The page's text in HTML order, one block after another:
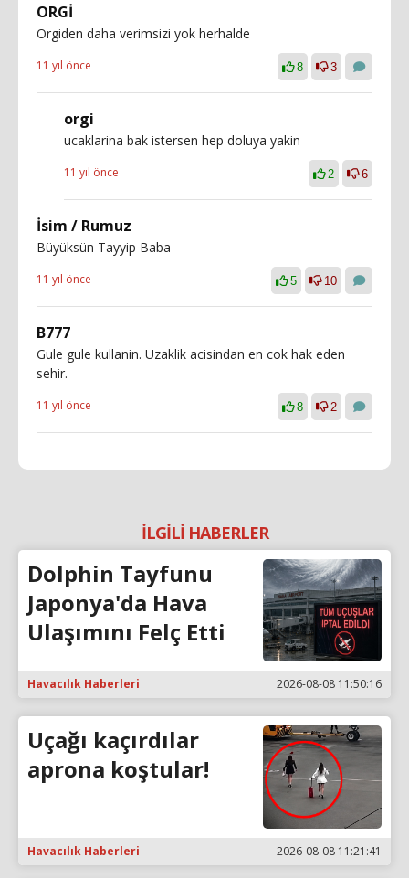
ORGİ
Orgiden daha verimsizi yok herhalde
11 yıl önce 8 3
orgi
ucaklarina bak istersen hep doluya yakin
11 yıl önce 2 6
İsim / Rumuz
Büyüksün Tayyip Baba
11 yıl önce 5 10
B777
Gule gule kullanin. Uzaklik acisindan en cok hak eden
sehir.
11 yıl önce 8 2
İLGİLİ HABERLER
Dolphin Tayfunu
Japonya'da Hava
Ulaşımını Felç Etti
Havacılık Haberleri 2026-08-08 11:50:16
Uçağı kaçırdılar
aprona koştular!
Havacılık Haberleri 2026-08-08 11:21:41